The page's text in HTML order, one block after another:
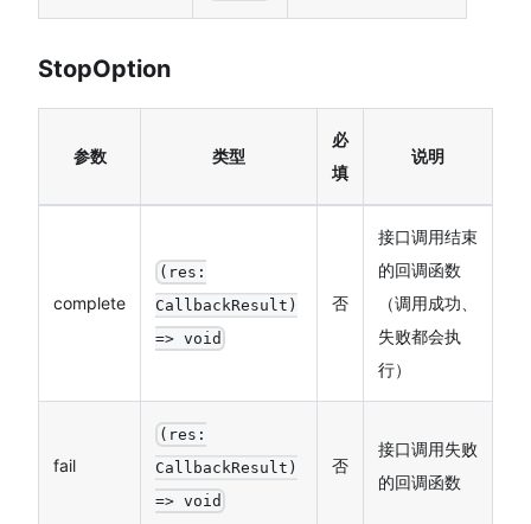
StopOption
参数 类型
必
填
说明
complete
(res:
CallbackResult)
=> void
否
接口调用结束
的回调函数
（调用成功、
失败都会执
行）
fail
(res:
CallbackResult)
=> void
否
接口调用失败
的回调函数